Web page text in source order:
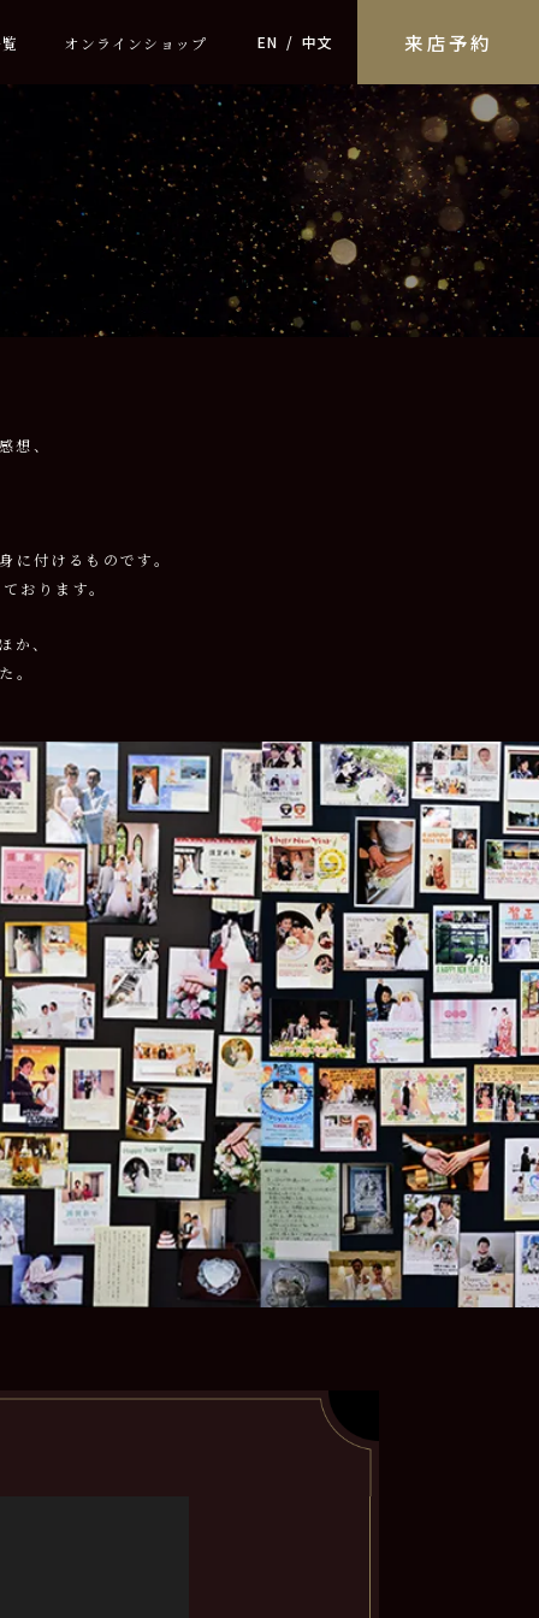
来店予約
オンラインショップ EN 中文
想、
に付けるものです。
おります。
か、
。